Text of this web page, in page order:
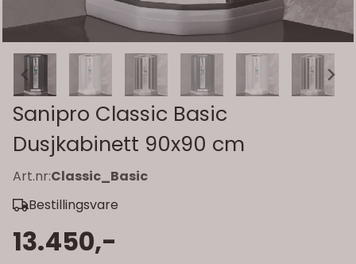
Sanipro Classic Basic
Dusjkabinett 90x90 cm
Art.nr:Classic_Basic
Bestillingsvare
13.450,-